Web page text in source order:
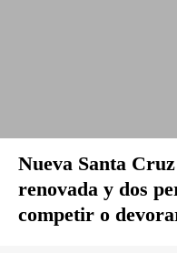
Nueva Santa
renovada y dos
competir o